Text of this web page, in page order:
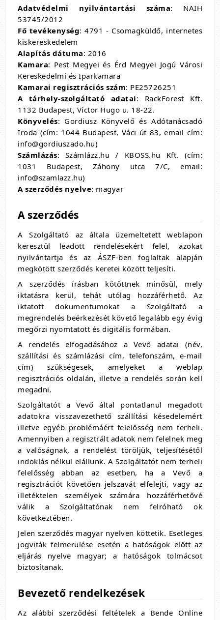
Adatvédelmi nyilvántartási száma: NAIH
53745/2012
Fő tevékenység: 4791 - Csomagküldő, internetes
kiskereskedelem
Alapítás dátuma: 2016
Kamara: Pest Megyei és Érd Megyei Jogú Városi
Kereskedelmi és Iparkamara
Kamarai regisztrációs szám: PE25726251
A tárhely-szolgáltató adatai: RackForest Kft.
1132 Budapest, Victor Hugo u. 18-22.
Könyvelés: Gordiusz Könyvelő és Adótanácsadó
Iroda (cím: 1044 Budapest, Váci út 83, email cím:
info@gordiuszado.hu)
Számlázás: Számlázz.hu / KBOSS.hu Kft. (cím:
1031 Budapest, Záhony utca 7/C, email:
info@szamlazz.hu)
A szerződés nyelve: magyar
A szerződés
A Szolgáltató az általa üzemeltetett weblapon
keresztül leadott rendelésekért felel, azokat
nyilvántartja és az ÁSZF-ben foglaltak alapján
megkötött szerződés keretei között teljesíti.
A szerződés írásban kötöttnek minősül, mely
iktatásra kerül, tehát utólag hozzáférhető. Az
iktatott dokumentumokat a Szolgáltató a
megrendelés beérkezését követő legalább egy évig
megőrzi nyomtatott és digitális formában.
A rendelés elfogadásához a Vevő adatai (név,
szállítási és számlázási cím, telefonszám, e-mail
cím) szükségesek, amelyeket a weblap
regisztrációs oldalán, illetve a rendelés során kell
megadni.
Szolgáltatót a Vevő által pontatlanul megadott
adatokra visszavezethető szállítási késedelemért
illetve egyéb problémáért felelősség nem terheli.
Amennyiben a regisztrált adatok nem felelnek meg
a valóságnak, a rendelést töröljük, teljesítésétől
indoklás nélkül elállunk. A Szolgáltatót nem terheli
felelősség abban az esetben, ha a Vevő a
regisztrációt követően jelszavát elfelejti, vagy az
illetéktelen személyek számára hozzáférhetővé
válik a Szolgáltatónak nem felróható ok
következtében.
Jelen szerződés magyar nyelven köttetik. Esetleges
jogviták felmerülése esetén a hatóságok előtt az
eljárás nyelve magyar; a hatóságok tolmácsot
biztosítanak.
Bevezető rendelkezések
Az alábbi szerződési feltételek a Bende Online